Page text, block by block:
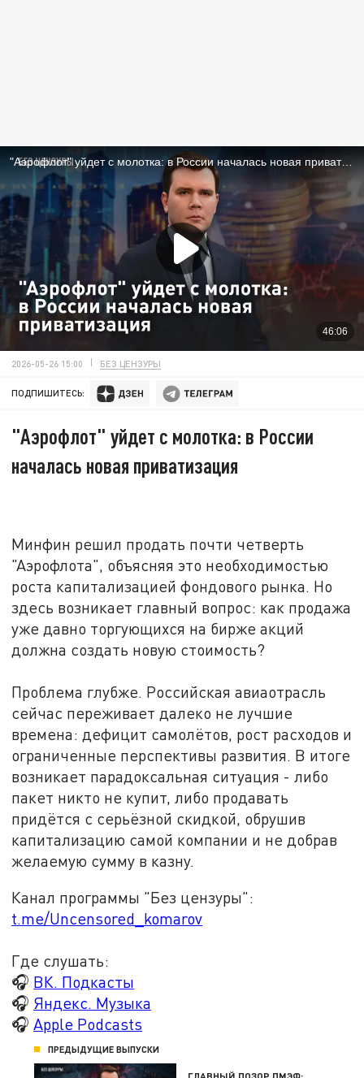
2026-05-26 15:00 БЕЗ ЦЕНЗУРЫ
ПОДПИШИТЕСЬ:
"Аэрофлот" уйдет с молотка: в России
началась новая приватизация
Минфин решил продать почти четверть
"Аэрофлота", объясняя это необходимостью
роста капитализацией фондового рынка. Но
здесь возникает главный вопрос: как продажа
уже давно торгующихся на бирже акций
должна создать новую стоимость?
Проблема глубже. Российская авиаотрасль
сейчас переживает далеко не лучшие
времена: дефицит самолётов, рост расходов и
ограниченные перспективы развития. В итоге
возникает парадоксальная ситуация - либо
пакет никто не купит, либо продавать
придётся с серьёзной скидкой, обрушив
капитализацию самой компании и не добрав
желаемую сумму в казну.
Канал программы "Без цензуры":
t.me/Uncensored_komarov
Где слушать:
🎧 ВК. Подкасты
🎧 Яндекс. Музыка
🎧Apple Podcasts
ПРЕДЫДУЩИЕ ВЫПУСКИ
ГЛАВНЫЙ ПОЗОР ПМЭФ: